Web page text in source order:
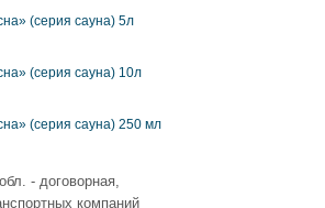
(серия сауна) 5л
(серия сауна) 10л
(серия сауна) 250 мл
- договорная,
компаний